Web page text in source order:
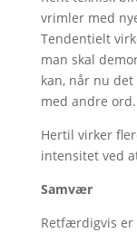
vrimler med
Tendentielt
man skal
kan, når nu
med andre ord.
Hertil virker
intensitet ved
Samvær
Retfærdigvis